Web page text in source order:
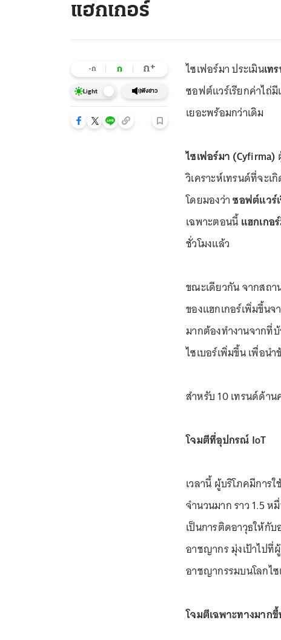
แฮกเกอร์
-ก ก ก+
Light ฟังข่าว
ไซเฟอร์มา ประเมินเท
ซอฟต์แวร์เรียกค่าไถ่มี
เยอะพร้อมกว่าเดิม
ไซเฟอร์มา (Cyfirma)
วิเคราะห์เทรนด์ที่จะเ
โดยมองว่าซอฟต์แวร์
เฉพาะตอนนี้ แฮกเกอร์
ชั่วโมงแล้ว
ขณะเดียวกัน จากสถ
ของแฮกเกอร์เพิ่มขึ้น
มากต้องทำงานจากที่
ไซเบอร์เพิ่มขึ้น เพื่อน
สำหรับ 10 เทรนด์ด้า
โจมตีที่อุปกรณ์ IoT
เวลานี้ ผู้บริโภคมีการ
จำนวนมาก ราว 1.5
เป็นการติดอาวุธให้กั
อาชญากร มุ่งเป้าไปที่
อาชญากรรมบนโลกไซ
โจมตีเฉพาะทางมาก